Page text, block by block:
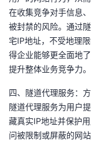
在收集竞争对手信息
被封禁的风险。通过
宅IP地址，不受地理
得企业能够更全面地
提升整体业务竞争力。
四、隧道代理服务：
隧道代理服务为用户
藏真实IP地址并保护
问被限制或屏蔽的网